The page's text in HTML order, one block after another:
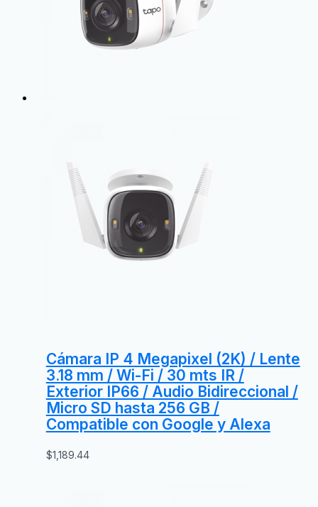
Cámara IP 4 Megapixel (2K) / Lente
3.18 mm / Wi-Fi / 30 mts IR /
Exterior IP66 / Audio Bidireccional /
Micro SD hasta 256 GB /
Compatible con Google y Alexa
$1,189.44